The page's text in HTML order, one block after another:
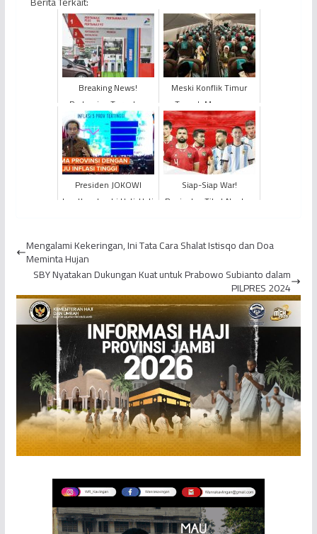
Breaking News!
Pertamina Turunkan
Harga BBM Non Subsidi
Per 1 Oktober 2022
Meski Konflik Timur
Tengah Memanas,
Penerbangan Haji dan
Umrah dari Indonesia
Tetap B...
Presiden JOKOWI
Ingatkan Jambi Hati-Hati
Siap-Siap War!
Penjualan Tiket Nonton
Dimu...
Mengalami Kekeringan, Ini Tata Cara Shalat Istisqo dan Doa
Meminta Hujan
SBY Nyatakan Dukungan Kuat untuk Prabowo Subianto dalam
PILPRES 2024